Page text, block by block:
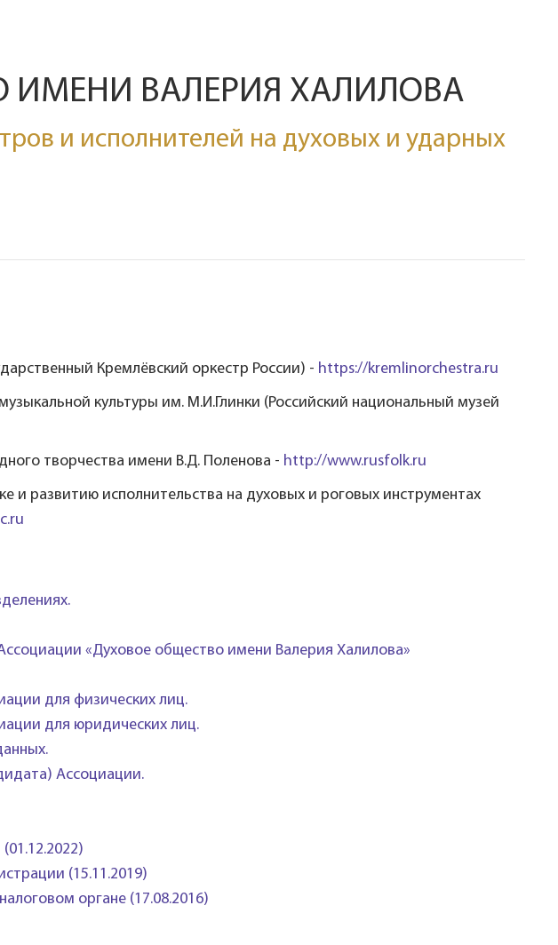
ИМЕНИ ВАЛЕРИЯ ХАЛИЛОВА
и исполнителей на духовых и ударных
Кремлёвский оркестр России) - https://kremlinorchestra.ru
культуры им. М.И.Глинки (Российский национальный музей
творчества имени В.Д. Поленова - http://www.rusfolk.ru
и развитию исполнительства на духовых и роговых инструментах
«Духовое общество имени Валерия Халилова»
для физических лиц.
для юридических лиц.
Ассоциации.
(15.11.2019)
органе (17.08.2016)